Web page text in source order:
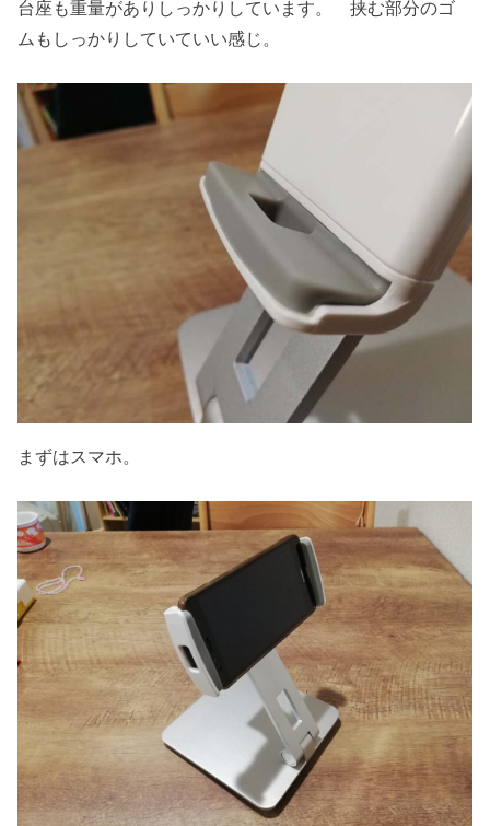
台座も重量がありしっかりしています。 挟む部分のゴ
ムもしっかりしていていい感じ。
まずはスマホ。